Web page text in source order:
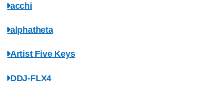
acchi
alphatheta
Artist Five Keys
DDJ-FLX4